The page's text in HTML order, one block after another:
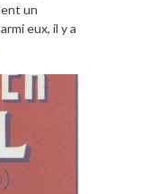
un
eux, il y a